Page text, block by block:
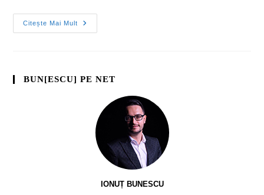
Citește Mai Mult
BUN[ESCU] PE NET
IONUȚ BUNESCU